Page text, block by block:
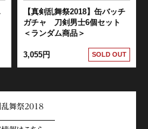
【真剣乱舞祭2018】缶バッチ
ガチャ 刀剣男士6個セット
＜ランダム商品＞
3,055円 SOLD OUT
乱舞祭2018